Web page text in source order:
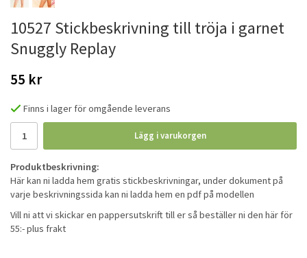
10527 Stickbeskrivning till tröja i garnet
Snuggly Replay
55 kr
Finns i lager för omgående leverans
Lägg i varukorgen
Produktbeskrivning:
Här kan ni ladda hem gratis stickbeskrivningar, under dokument på
varje beskrivningssida kan ni ladda hem en pdf på modellen
Vill ni att vi skickar en pappersutskrift till er så beställer ni den här för
55:- plus frakt